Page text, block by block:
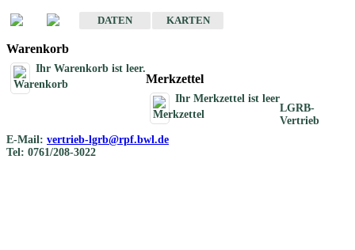
DATEN
KARTEN
Warenkorb
Ihr Warenkorb ist leer.
Merkzettel
Ihr Merkzettel ist leer
LGRB-
Vertrieb
E-Mail: vertrieb-lgrb@rpf.bwl.de
Tel: 0761/208-3022